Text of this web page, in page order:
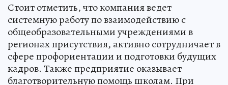
Стоит отметить, что компания ведет
системную работу по взаимодействию с
общеобразовательными учреждениями в
регионах присутствия, активно сотрудничает в
сфере профориентации и подготовки будущих
кадров. Также предприятие оказывает
благотворительную помощь школам. При